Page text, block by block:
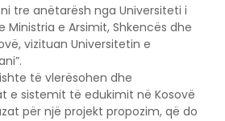
tre anëtarësh nga Universiteti i
Ministria e Arsimit, Shkencës dhe
vizituan Universitetin e
të vlerësohen dhe
e sistemit të edukimit në Kosovë
për një projekt propozim, që do